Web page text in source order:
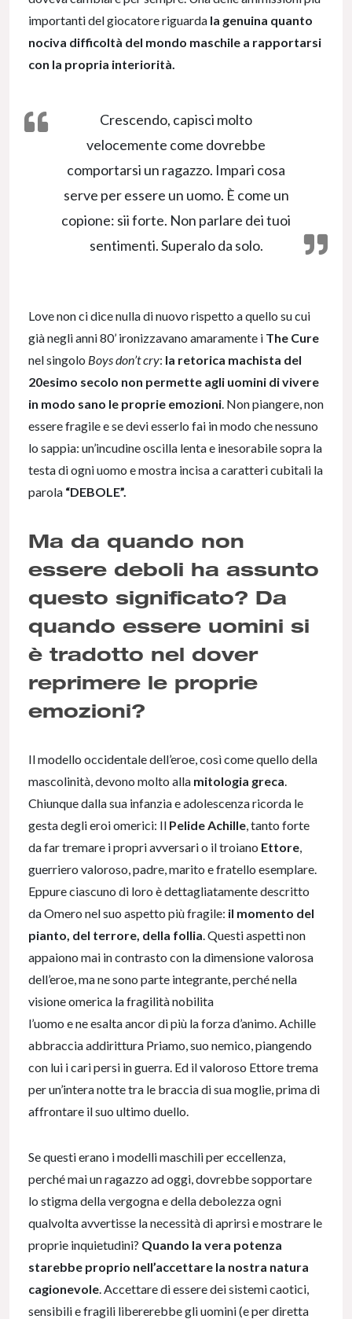
importanti del giocatore riguarda la genuina quanto
nociva difficoltà del mondo maschile a rapportarsi
con la propria interiorità.
Crescendo, capisci molto
velocemente come dovrebbe
comportarsi un ragazzo. Impari cosa
serve per essere un uomo. È come un
copione: sii forte. Non parlare dei tuoi
sentimenti. Superalo da solo.
Love non ci dice nulla di nuovo rispetto a quello su cui
già negli anni 80’ ironizzavano amaramente i The Cure
nel singolo Boys don’t cry: la retorica machista del
20esimo secolo non permette agli uomini di vivere
in modo sano le proprie emozioni . Non piangere, non
essere fragile e se devi esserlo fai in modo che nessuno
lo sappia: un’incudine oscilla lenta e inesorabile sopra la
testa di ogni uomo e mostra incisa a caratteri cubitali la
parola “DEBOLE”.
Ma da quando non
essere deboli ha assunto
questo significato? Da
quando essere uomini si
è tradotto nel dover
reprimere le proprie
emozioni?
Il modello occidentale dell’eroe, così come quello della
mascolinità, devono molto alla mitologia greca
Chiunque dalla sua infanzia e adolescenza ricorda le
gesta degli eroi omerici: Il Pelide Achille , tanto forte
da far tremare i propri avversari o il troiano Ettore
guerriero valoroso, padre, marito e fratello esemplare.
Eppure ciascuno di loro è dettagliatamente descritto
da Omero nel suo aspetto più fragile: il momento del
pianto, del terrore, della follia . Questi aspetti non
appaiono mai in contrasto con la dimensione valorosa
dell’eroe, ma ne sono parte integrante, perché nella
visione omerica la fragilità nobilita
l’uomo e ne esalta ancor di più la forza d’animo. Achille
abbraccia addirittura Priamo, suo nemico, piangendo
con lui i cari persi in guerra. Ed il valoroso Ettore trema
per un’intera notte tra le braccia di sua moglie, prima di
affrontare il suo ultimo duello.
Se questi erano i modelli maschili per eccellenza,
perché mai un ragazzo ad oggi, dovrebbe sopportare
lo stigma della vergogna e della debolezza ogni
qualvolta avvertisse la necessità di aprirsi e mostrare le
proprie inquietudini? Quando la vera potenza
starebbe proprio nell’accettare la nostra natura
cagionevole . Accettare di essere dei sistemi caotici,
sensibili e fragili libererebbe gli uomini (e per diretta